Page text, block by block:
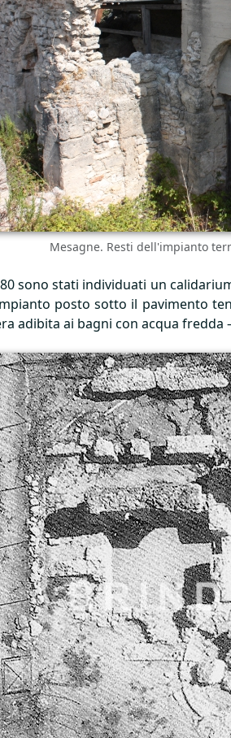
Mesagne. Resti dell'impianto
sono stati individuati un
posto sotto il pavimento
adibita ai bagni con acqua